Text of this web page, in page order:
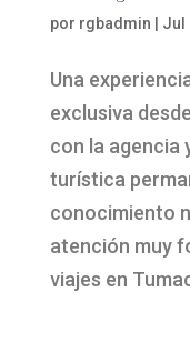
por rgbadmin Jul
Una
exclusiva
con la agencia
turística
conocimiento
atención muy
viajes en